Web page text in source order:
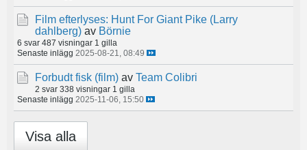
Film efterlyses: Hunt For Giant Pike (Larry
dahlberg) av Börnie
6 svar 487 visningar 1 gilla
Senaste inlägg 2025-08-21, 08:49
Forbudt fisk (film) av Team Colibri
2 svar 338 visningar 1 gilla
Senaste inlägg 2025-11-06, 15:50
Visa alla